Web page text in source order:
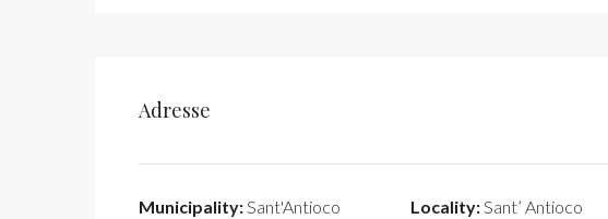
Adresse
Municipality:Sant'Antioco
Locality:Sant’ Antioco